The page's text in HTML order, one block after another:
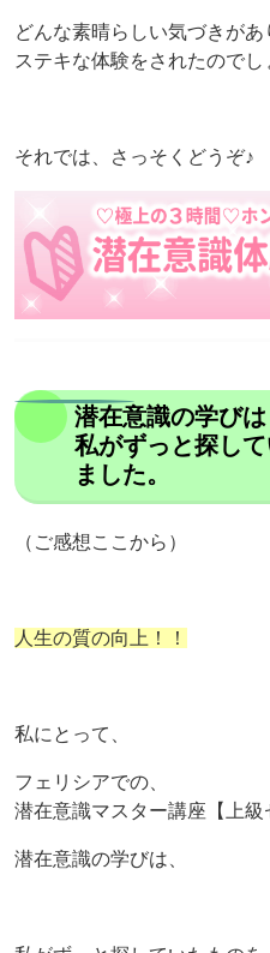
どんな素晴らしい気づきがあ
ステキな体験をされたのでし
それでは、さっそくどうぞ♪
潜在意識の学びは
私がずっと探し
ました。
（ご感想ここから）
人生の質の向上！！
私にとって、
フェリシアでの、
潜在意識マスター講座【上
潜在意識の学びは、